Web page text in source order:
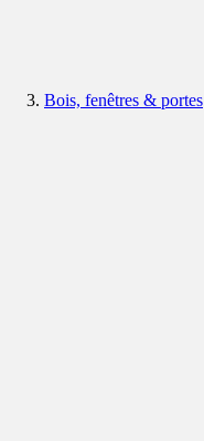
Bois, fenêtres & portes